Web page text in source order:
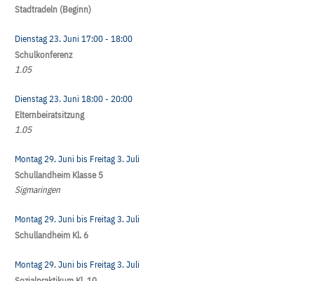
Stadtradeln (Beginn)
Dienstag 23. Juni 17:00- 18:00
Schulkonferenz
1.05
Dienstag 23. Juni 18:00- 20:00
Elternbeiratsitzung
1.05
Montag 29. Juni bis Freitag 3. Juli
Schullandheim Klasse 5
Sigmaringen
Montag 29. Juni bis Freitag 3. Juli
Schullandheim Kl. 6
Montag 29. Juni bis Freitag 3. Juli